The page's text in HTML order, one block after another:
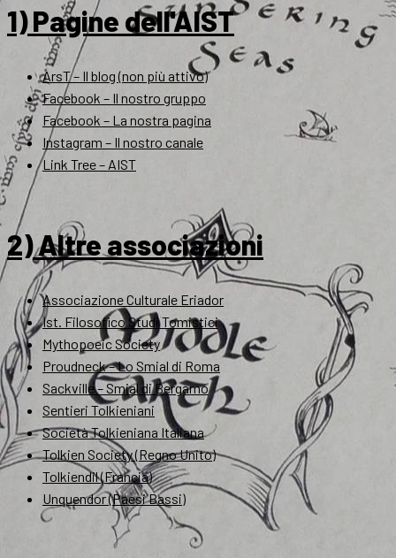
1) Pagine dell'AIST
ArsT – Il blog (non più attivo)
Facebook – Il nostro gruppo
Facebook – La nostra pagina
Instagram – Il nostro canale
Link Tree – AIST
2) Altre associazioni
Associazione Culturale Eriador
Ist. Filosofico Studi Tomistici
Mythopoeic Society
Proudneck – Lo Smial di Roma
Sackville – Smial di Bergamo
Sentieri Tolkieniani
Società Tolkieniana Italiana
Tolkien Society (Regno Unito)
Tolkiendil (Francia)
Unquendor (Paesi Bassi)